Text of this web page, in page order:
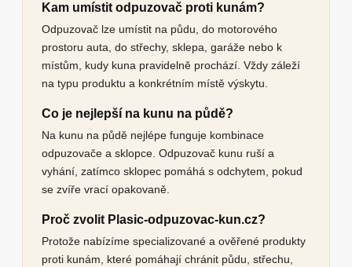
Kam umístit odpuzovač proti kunám?
Odpuzovač lze umístit na půdu, do motorového
prostoru auta, do střechy, sklepa, garáže nebo k
místům, kudy kuna pravidelně prochází. Vždy záleží
na typu produktu a konkrétním místě výskytu.
Co je nejlepší na kunu na půdě?
Na kunu na půdě nejlépe funguje kombinace
odpuzovače a sklopce. Odpuzovač kunu ruší a
vyhání, zatímco sklopec pomáhá s odchytem, pokud
se zvíře vrací opakovaně.
Proč zvolit Plasic-odpuzovac-kun.cz?
Protože nabízíme specializované a ověřené produkty
proti kunám, které pomáhají chránit půdu, střechu,